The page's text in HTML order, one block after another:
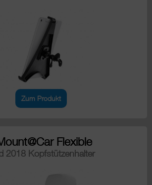
Zum Produkt
Flexible
2018 Kopfstützenhalter